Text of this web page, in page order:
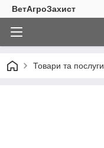
ВетАгроЗахист
Товари та послуги